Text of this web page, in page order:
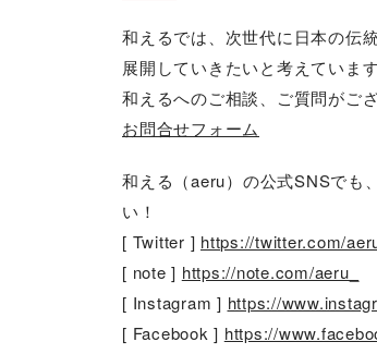
和えるでは、次世代に日本の伝
展開していきたいと考えています
和えるへのご相談、ご質問がご
お問合せフォーム
和える（aeru）の公式SNSでも
い！
[ Twitter ] https://twitter.com/
[ note ] https://note.com/aeru_
[ Instagram ] https://
[ Facebook ] https://